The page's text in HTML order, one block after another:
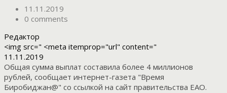
11.11.2019
0 comments
Редактор
<img src=" <meta itemprop="url" content="
11.11.2019
Общая сумма выплат составила более 4 миллионов
рублей, сообщает интернет-газета "Время
Биробиджан@" со ссылкой на сайт правительства ЕАО.